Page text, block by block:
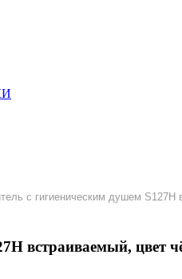
с гигиеническим душем
встраиваемый,